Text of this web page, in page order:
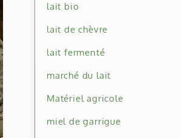
lait bio
lait de chèvre
lait fermenté
marché du lait
Matériel agricole
miel de garrigue